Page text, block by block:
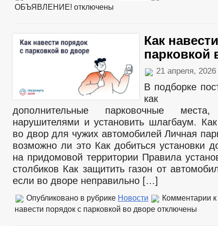
ОБЪЯВЛЕНИЕ! отключены
Как
парковкой
21 апреля, 2026
В подборке
как
дополнительные парковочные
нарушителями и установить шлагбаум.
во двор для чужих автомобилей Личная
возможно ли это Как добиться установки
на придомовой территории Правила
столбиков Как защитить газон от
если во дворе неправильно […]
Опубликовано в рубрике Новости Комментарии
навести порядок с парковкой во дворе отключены